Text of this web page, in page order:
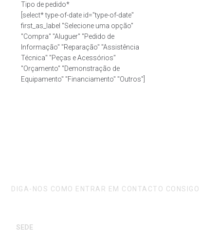
Tipo de pedido*
[select* type-of-date id="type-of-date"
first_as_label "Selecione uma opção"
"Compra" "Aluguer" "Pedido de
Informação" "Reparação" "Assistência
Técnica" "Peças e Acessórios"
"Orçamento" "Demonstração de
Equipamento" "Financiamento" "Outros"]
DIGA-NOS COMO ENTRAR EM CONTACTO CONSIGO
SEDE